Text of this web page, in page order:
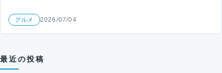
グルメ 2026/07/04
最近の投稿